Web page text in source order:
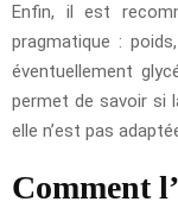
Enfin, il est
pragmatique :
éventuellement
permet de savoir si
elle n’est pas
Comment